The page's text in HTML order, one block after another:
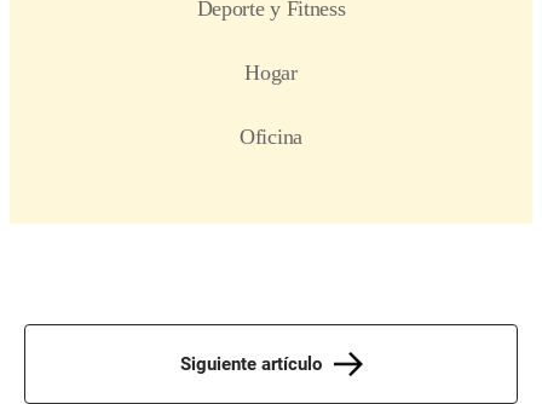
Siguiente artículo